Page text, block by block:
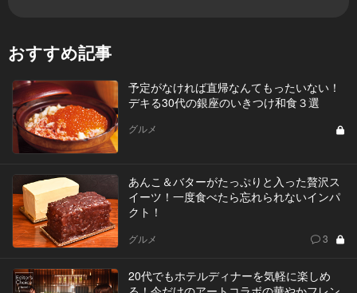
おすすめ記事
予定がなければ直帰なんてもったいない！
デキる30代の銀座のいきつけ和食３選
グルメ
あんこ＆バターがたっぷりと入った贅沢ス
イーツ！一度食べたら忘れられないインパ
クト！
グルメ 3
20代でもホテルディナーを気軽に楽しめ